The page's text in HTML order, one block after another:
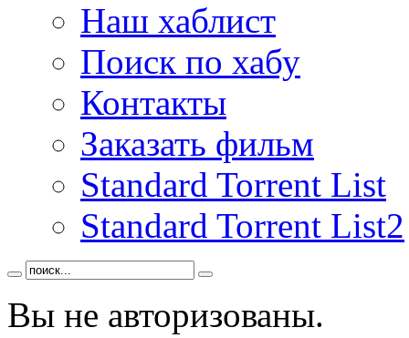
Наш хаблист
Поиск по хабу
Контакты
Заказать фильм
Standard Torrent List
Standard Torrent List2
Вы не авторизованы.